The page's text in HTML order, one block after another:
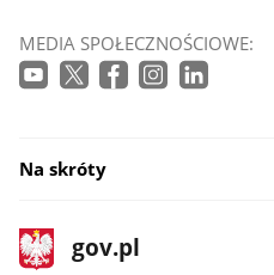
MEDIA SPOŁECZNOŚCIOWE:
Na skróty
stopka
gov.pl
Strona
gov.pl